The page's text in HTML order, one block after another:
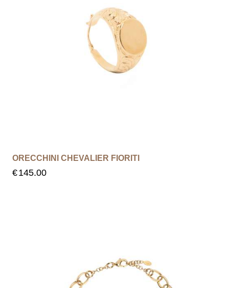
ORECCHINI CHEVALIER FIORITI
€145.00